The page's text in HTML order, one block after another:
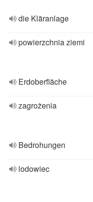
die Kläranlage
powierzchnia ziemi
Erdoberfläche
zagrożenia
Bedrohungen
lodowiec